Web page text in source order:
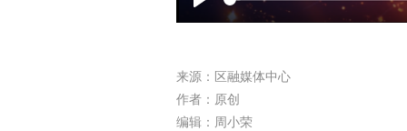
Play
来源：区融媒体中心
作者：原创
编辑：周小荣